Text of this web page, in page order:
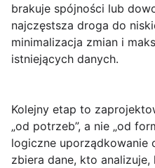
brakuje spójności lub
najczęstsza droga do
minimalizacja zmian i
istniejących danych.
Kolejny etap to
„od potrzeb”, a nie „od
logiczne uporządkowanie
zbiera dane, kto